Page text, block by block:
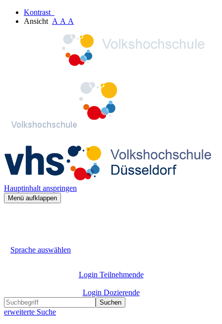
Kontrast
Ansicht A A A
Hauptinhalt anspringen
Menü aufklappen
Sprache auswählen
Login Teilnehmende
Login Dozierende
Suchen
erweiterte Suche